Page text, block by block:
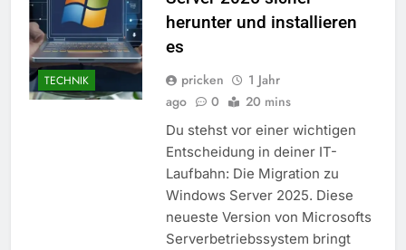
TECHNIK
herunter und installieren
es
pricken
1 Jahr
ago
0 20 mins
Du stehst vor einer wichtigen
Entscheidung in deiner IT-
Laufbahn: Die Migration zu
Windows Server 2025. Diese
neueste Version von Microsofts
Serverbetriebssystem bringt